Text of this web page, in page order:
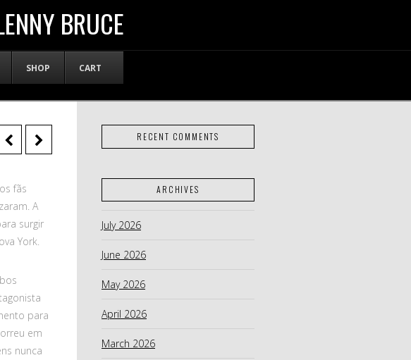
BRUCE
SHOP CART
fãs
A
surgir
York.
para
em
nunca
RECENT COMMENTS
ARCHIVES
July 2026
June 2026
May 2026
April 2026
March 2026